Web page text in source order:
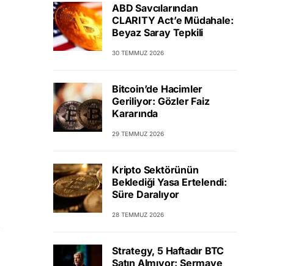
ABD Savcılarından
CLARITY Act’e Müdahale:
Beyaz Saray Tepkili
30 TEMMUZ 2026
Bitcoin’de Hacimler
Geriliyor: Gözler Faiz
Kararında
29 TEMMUZ 2026
Kripto Sektörünün
Beklediği Yasa Ertelendi:
Süre Daralıyor
28 TEMMUZ 2026
Strategy, 5 Haftadır BTC
Satın Almıyor: Sermaye